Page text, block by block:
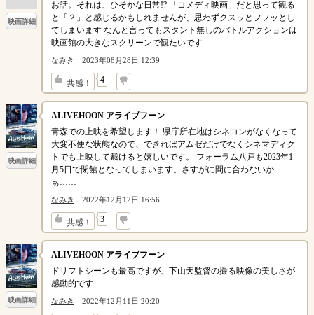
映画詳細
お話。それは、ひそかな日常!? 「コメディ映画」だと思って観る
と「？」と感じるかもしれませんが、思わずクスッとフフッとし
てしまいます なんと言ってもスタント無しのバトルアクションは
映画館の大きなスクリーンで観たいです
なみき 2023年08月28日 12:39
共感！ 4
↓
映画詳細
ALIVEHOON アライブフーン
青森での上映を希望します！ 県庁所在地はシネコンがなくなって
大変不便な状態なので、できればアムゼだけでなくシネマディク
トでも上映して戴けると嬉しいです。 フォーラム八戸も2023年1
月5日で閉館となってしまいます。さすがに間に合わないか
ぁ……
なみき 2022年12月12日 16:56
共感！ 3
↓
映画詳細
ALIVEHOON アライブフーン
ドリフトシーンも最高ですが、下山天監督の撮る映像の美しさが
感動的です
なみき 2022年12月11日 20:20